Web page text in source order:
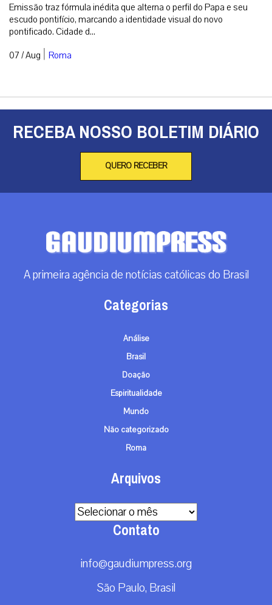
Emissão traz fórmula inédita que alterna o perfil do Papa e seu
escudo pontifício, marcando a identidade visual do novo
pontificado. Cidade d...
07 / Aug | Roma
RECEBA NOSSO BOLETIM DIÁRIO
QUERO RECEBER
A primeira agência de notícias católicas do Brasil
Categorias
Análise
Brasil
Doação
Espiritualidade
Mundo
Não categorizado
Roma
Arquivos
Arquivos
Contato
info@gaudiumpress.org
São Paulo, Brasil